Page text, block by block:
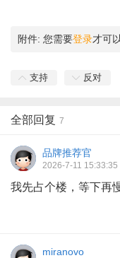
附件: 您需要登录才可
支持 反对
全部回复 7
品牌推荐官
2026-7-11 15:33:35
我先占个楼，等下再
miranovo